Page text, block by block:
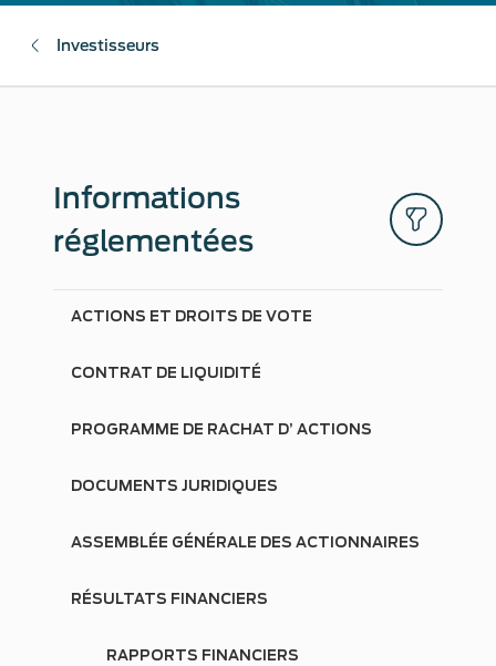
Investisseurs
Informations
réglementées
ACTIONS ET DROITS DE VOTE
CONTRAT DE LIQUIDITÉ
PROGRAMME DE RACHAT D’ ACTIONS
DOCUMENTS JURIDIQUES
ASSEMBLÉE GÉNÉRALE DES ACTIONNAIRES
RÉSULTATS FINANCIERS
RAPPORTS FINANCIERS